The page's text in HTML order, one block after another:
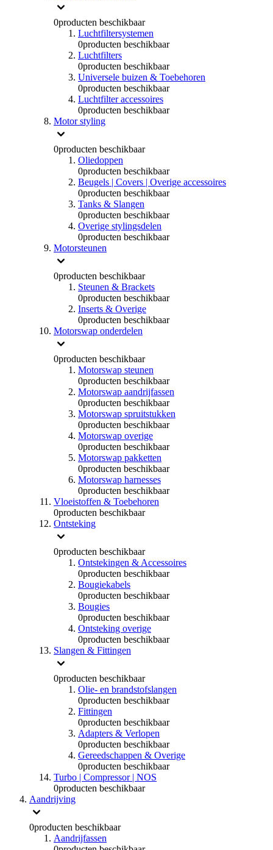
0producten beschikbaar
Luchtfiltersystemen
0producten beschikbaar
Luchtfilters
0producten beschikbaar
Universele buizen & Toebehoren
0producten beschikbaar
Luchtfilter accessoires
0producten beschikbaar
Motor styling
0producten beschikbaar
Oliedoppen
0producten beschikbaar
Beugels | Covers | Overige accessoires
0producten beschikbaar
Tanks & Slangen
0producten beschikbaar
Overige stylingsdelen
0producten beschikbaar
Motorsteunen
0producten beschikbaar
Steunen & Brackets
0producten beschikbaar
Inserts & Overige
0producten beschikbaar
Motorswap onderdelen
0producten beschikbaar
Motorswap steunen
0producten beschikbaar
Motorswap aandrijfassen
0producten beschikbaar
Motorswap spruitstukken
0producten beschikbaar
Motorswap overige
0producten beschikbaar
Motorswap pakketten
0producten beschikbaar
Motorswap harnesses
0producten beschikbaar
Vloeistoffen & Toebehoren
0producten beschikbaar
Ontsteking
0producten beschikbaar
Ontstekingen & Accessoires
0producten beschikbaar
Bougiekabels
0producten beschikbaar
Bougies
0producten beschikbaar
Ontsteking overige
0producten beschikbaar
Slangen & Fittingen
0producten beschikbaar
Olie- en brandstofslangen
0producten beschikbaar
Fittingen
0producten beschikbaar
Adapters & Verlopen
0producten beschikbaar
Gereedschappen & Overige
0producten beschikbaar
Turbo | Compressor | NOS
0producten beschikbaar
Aandrijving
0producten beschikbaar
Aandrijfassen